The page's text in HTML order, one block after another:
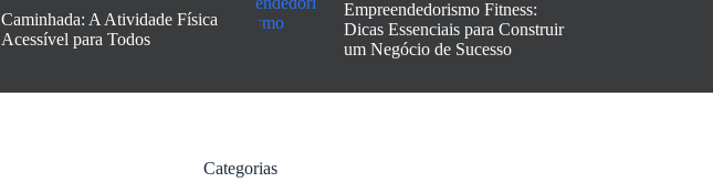
Caminhada: A Atividade Física
Acessível para Todos
Empreendedorismo Fitness:
Dicas Essenciais para Construir
um Negócio de Sucesso
Categorias